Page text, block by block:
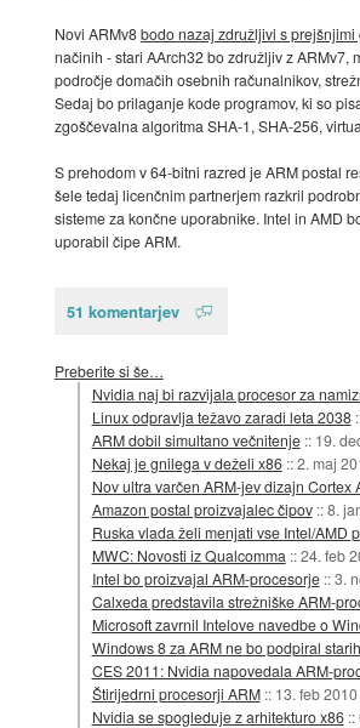
Novi ARMv8bodo nazaj združljivi s prejšnjimi
načinih - stari AArch32 bo združljiv z ARMv7,
področje domačih osebnih računalnikov,
Sedaj bo prilaganje kode programov, ki so
zgoščevalna algoritma SHA-1, SHA-256,
S prehodom v 64-bitni razred je ARM postal
šele tedaj licenčnim partnerjem razkril
sisteme za končne uporabnike. Intel in AMD
uporabil čipe ARM.
51 komentarjev
Preberite si še…
Nvidia naj bi razvijala procesor za
Linux odpravlja težavo zaradi leta 2038
ARM dobil simultano večnitenje :: 19.
Nekaj je gnilega v deželi x86 ::2. maj
Nov ultra varčen ARM-jev dizajn Cortex
Amazon postal proizvajalec čipov ::8.
Ruska vlada želi menjati vse Intel/AMD
MWC: Novosti iz Qualcomma ::24. feb
Intel bo proizvajal ARM-procesorje ::3.
Calxeda predstavila strežniške ARM-
Microsoft zavrnil Intelove navedbe o
Windows 8 za ARM ne bo podpiral
CES 2011: Nvidia napovedala ARM-
Štirijedrni procesorji ARM :: 13. feb 2010
Nvidia se spogleduje z arhitekturo x86 ::